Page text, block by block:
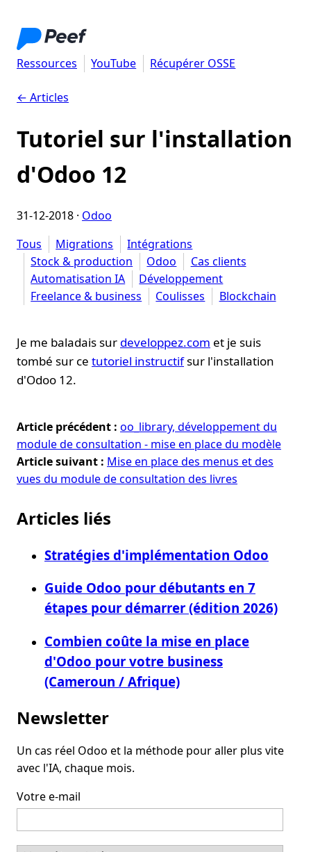
Ressources YouTube Récupérer OSSE
← Articles
Tutoriel sur l'installation
d'Odoo 12
31-12-2018 · Odoo
Tous
Migrations
Intégrations
Stock & production
Odoo
Cas clients
Automatisation IA
Développement
Freelance & business
Coulisses Blockchain
Je me baladais sur developpez.com et je suis
tombé sur ce tutoriel instructifsur l'installation
d'Odoo 12.
Article précédent : oo_library, développement du
module de consultation - mise en place du modèle
Article suivant : Mise en place des menus et des
vues du module de consultation des livres
Articles liés
Stratégies d'implémentation Odoo
Guide Odoo pour débutants en 7
étapes pour démarrer (édition 2026)
Combien coûte la mise en place
d'Odoo pour votre business
(Cameroun / Afrique)
Newsletter
Un cas réel Odoo et la méthode pour aller plus vite
avec l'IA, chaque mois.
Votre e-mail